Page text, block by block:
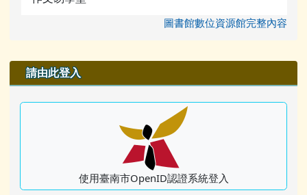
圖書館數位資源館完整內容
右邊區域內容
請由此登入
使用臺南市OpenID認證系統登入